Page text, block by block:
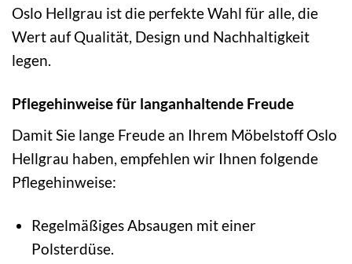
Oslo Hellgrau ist die perfekte Wahl für alle, die
Wert auf Qualität, Design und Nachhaltigkeit
legen.
Pflegehinweise für langanhaltende Freude
Damit Sie lange Freude an Ihrem Möbelstoff Oslo
Hellgrau haben, empfehlen wir Ihnen folgende
Pflegehinweise:
Regelmäßiges Absaugen mit einer
Polsterdüse.